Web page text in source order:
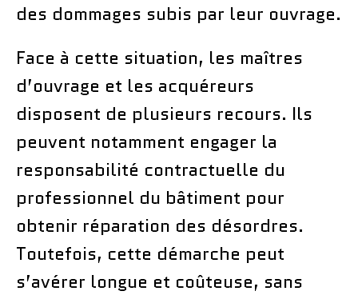
des dommages subis par leur ouvrage.
Face à cette situation, les maîtres
d’ouvrage et les acquéreurs
disposent de plusieurs recours. Ils
peuvent notamment engager la
responsabilité contractuelle du
professionnel du bâtiment pour
obtenir réparation des désordres.
Toutefois, cette démarche peut
s’avérer longue et coûteuse, sans